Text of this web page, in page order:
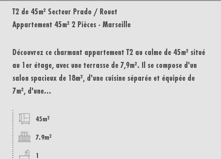
T2 de 45m² Secteur Prado / Rouet
Appartement 45m² 2 Pièces - Marseille
Découvrez ce charmant appartement T2 au calme de 45m² situé
au 1er étage, avec une terrasse de 7,9m². Il se compose d'un
salon spacieux de 18m², d'une cuisine séparée et équipée de
7m², d'une...
45m²
7.9m²
1